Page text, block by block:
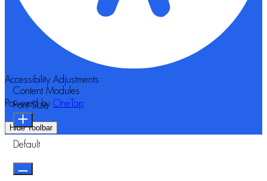
Accessibility Adjustments
Powered by OneTap
Hide Toolbar
Content Modules
Font Size
Default